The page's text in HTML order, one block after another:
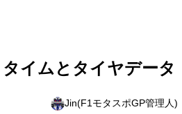
イムとタイヤデータ
Jin(F1モタスポGP管理人)